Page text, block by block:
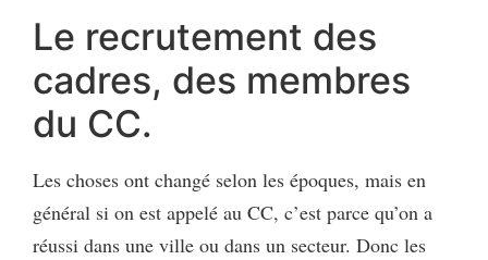
Le recrutement des
cadres, des membres
du CC.
Les choses ont changé selon les époques, mais en
général si on est appelé au CC, c’est parce qu’on a
réussi dans une ville ou dans un secteur. Donc les